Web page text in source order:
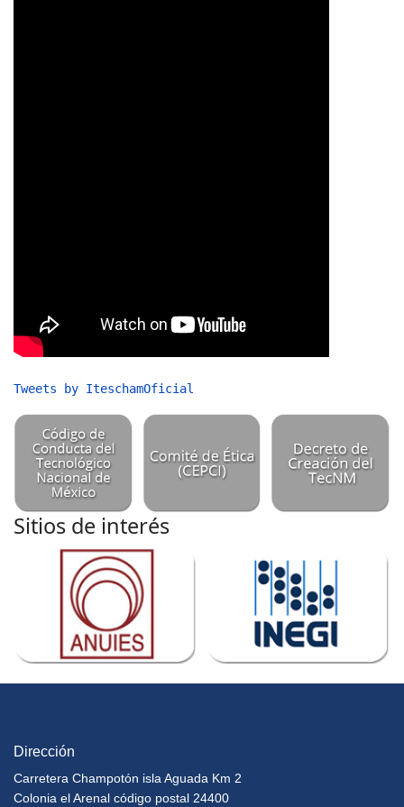
Tweets by IteschamOficial
Sitios de interés
Dirección
Carretera Champotón isla Aguada Km 2
Colonia el Arenal código postal 24400